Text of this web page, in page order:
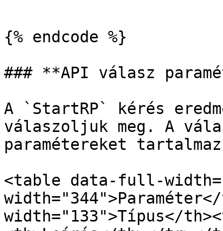
{% endcode %}
### **API válasz
A `StartRP` kérés
válaszoljuk meg. A
paramétereket
<table data-full-
width="133">Típus</